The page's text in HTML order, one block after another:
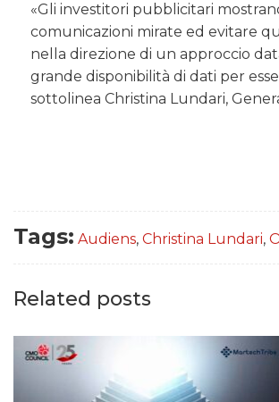
«Gli investitori pubblicitari
comunicazioni mirate ed evitare
nella direzione di un approccio
grande disponibilità di dati per
sottolinea Christina Lundari,
Tags: Audiens, Christina Lundari,
Related posts